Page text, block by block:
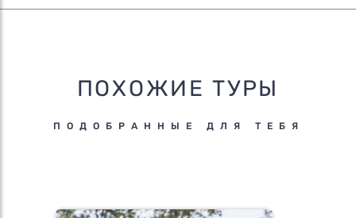
ПОХОЖИЕ ТУРЫ
ПОДОБРАННЫЕ ДЛЯ ТЕБЯ